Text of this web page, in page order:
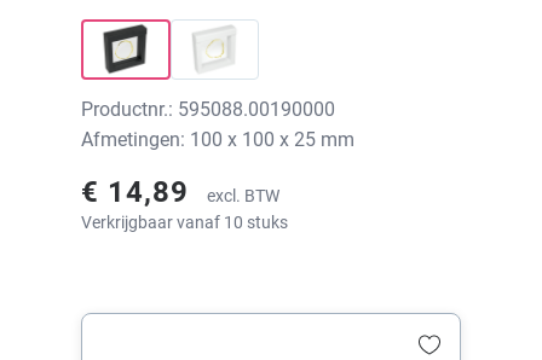
Productnr.: 595088.00190000
Afmetingen: 100 x 100 x 25 mm
€ 14,89
excl. BTW
Verkrijgbaar vanaf 10 stuks